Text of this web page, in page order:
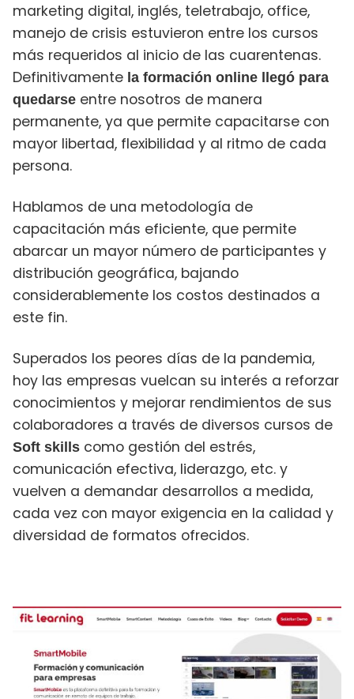
marketing digital, inglés, teletrabajo, office,
manejo de crisis estuvieron entre los cursos
más requeridos al inicio de las cuarentenas.
Definitivamente la formación online llegó para
quedarse entre nosotros de manera
permanente, ya que permite capacitarse con
mayor libertad, flexibilidad y al ritmo de cada
persona.
Hablamos de una metodología de
capacitación más eficiente, que permite
abarcar un mayor número de participantes y
distribución geográfica, bajando
considerablemente los costos destinados a
este fin.
Superados los peores días de la pandemia,
hoy las empresas vuelcan su interés a reforzar
conocimientos y mejorar rendimientos de sus
colaboradores a través de diversos cursos de
Soft skills como gestión del estrés,
comunicación efectiva, liderazgo, etc. y
vuelven a demandar desarrollos a medida,
cada vez con mayor exigencia en la calidad y
diversidad de formatos ofrecidos.